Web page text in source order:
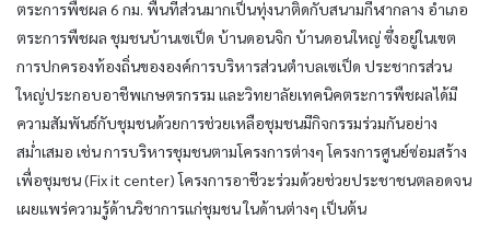
ตระการพืชผล 6 กม. พื้นที่ส่วนมากเป็นทุ่งนาติดกับสนามกีฬากลาง อำเภอ
ตระการพืชผล ชุมชนบ้านเซเป็ด บ้านดอนจิก บ้านดอนใหญ่ ซึ่งอยู่ในเขต
การปกครองท้องถิ่นขององค์การบริหารส่วนตำบลเซเป็ด ประชากรส่วน
ใหญ่ประกอบอาชีพเกษตรกรรม และวิทยาลัยเทคนิคตระการพืชผลได้มี
ความสัมพันธ์กับชุมชนด้วยการช่วยเหลือชุมชนมีกิจกรรมร่วมกันอย่าง
สม่ำเสมอ เช่น การบริหารชุมชนตามโครงการต่างๆ โครงการศูนย์ซ่อมสร้าง
เพื่อชุมชน (Fix it center) โครงการอาชีวะร่วมด้วยช่วยประชาชนตลอดจน
เผยแพร่ความรู้ด้านวิชาการแก่ชุมชน ในด้านต่างๆ เป็นต้น